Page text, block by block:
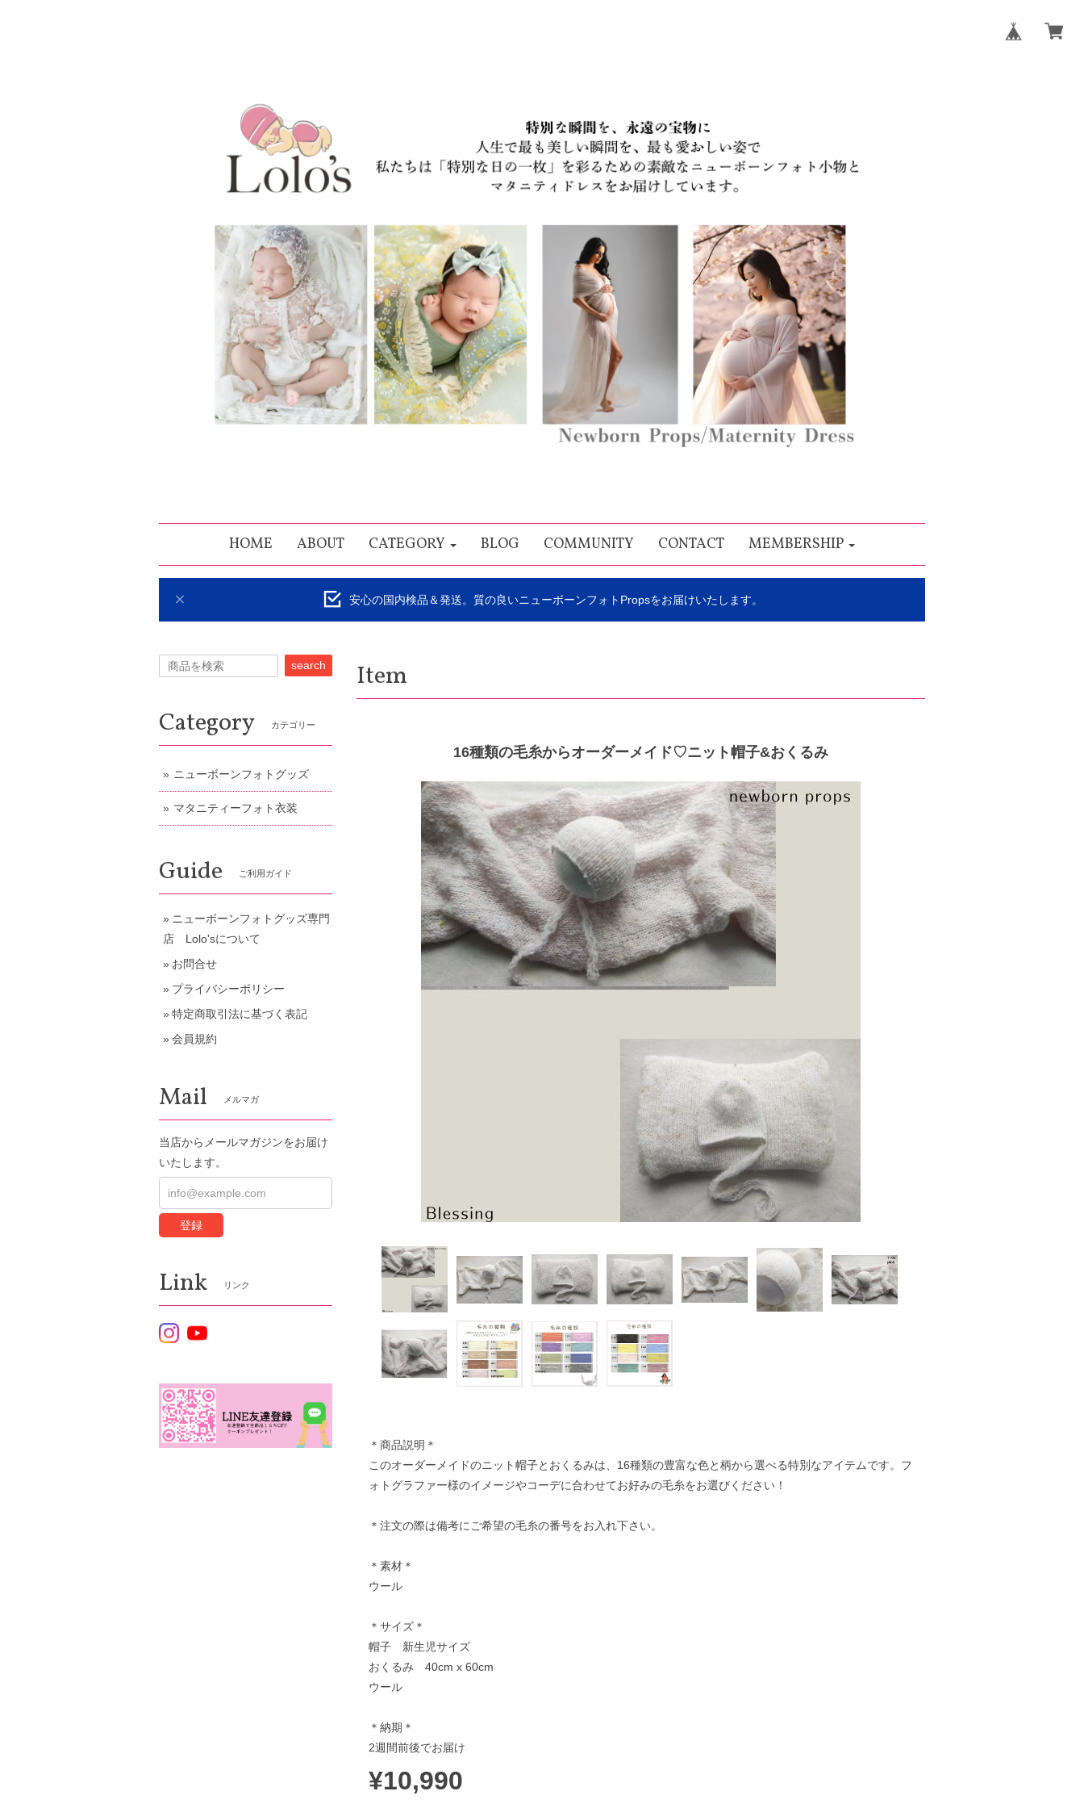
HOME ABOUT CATEGORY BLOG COMMUNITY CONTACT MEMBERSHIP
安心の国内検品＆発送。質の良いニューボーンフォトPropsをお届けいたします。
Item
16種類の毛糸からオーダーメイド♡ニット帽子&おくるみ
＊商品説明＊
このオーダーメイドのニット帽子とおくるみは、16種類の豊富な色と柄から選べる特別なアイテムです。フ
ォトグラファー様のイメージやコーデに合わせてお好みの毛糸をお選びください！
＊注文の際は備考にご希望の毛糸の番号をお入れ下さい。
＊素材＊
ウール
＊サイズ＊
帽子 新生児サイズ
おくるみ 40cm x 60cm
ウール
＊納期＊
2週間前後でお届け
¥10,990
search
Category カテゴリー
ニューボーンフォトグッズ
マタニティーフォト衣装
Guide ご利用ガイド
ニューボーンフォトグッズ専門
店 Lolo'sについて
お問合せ
プライバシーポリシー
特定商取引法に基づく表記
会員規約
Mail メルマガ
当店からメールマガジンをお届け
いたします。
登録
Link リンク